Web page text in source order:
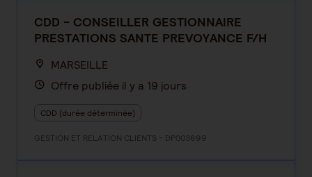
CDD - CONSEILLER GESTIONNAIRE
PRESTATIONS SANTE PREVOYANCE F/H
MARSEILLE
Offre publiée il y a 19 jours
CDD (durée déterminée)
GESTION ET RELATION CLIENTS - DP003699